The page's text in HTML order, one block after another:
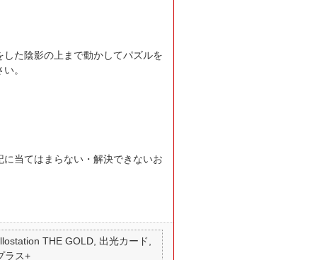
た陰影の上まで動かしてパズルを
。
当てはまらない・解決できないお
THE GOLD, 出光カード,
ラス+